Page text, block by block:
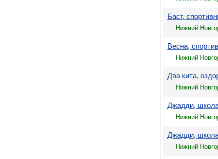
Баст,
Нижний
Весна,
Нижний
Два кита,
Нижний
Джадди,
Нижний
Джадди,
Нижний